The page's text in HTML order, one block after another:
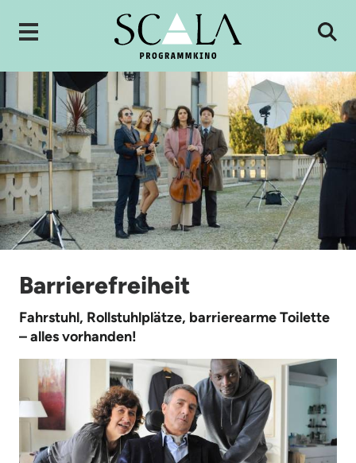
Barrierefreiheit
Fahrstuhl, Rollstuhlplätze, barrierearme Toilette
– alles vorhanden!